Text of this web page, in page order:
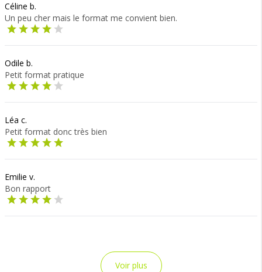
Céline b.
Un peu cher mais le format me convient bien.
Odile b.
Petit format pratique
Léa c.
Petit format donc très bien
Emilie v.
Bon rapport
Voir plus